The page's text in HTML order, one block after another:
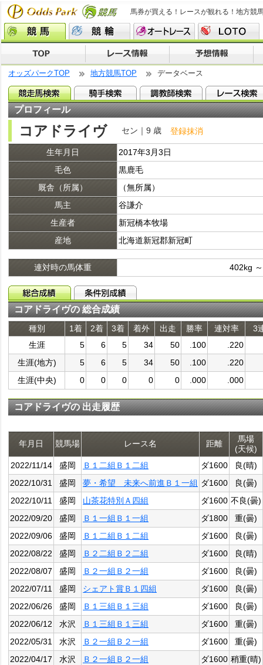
馬券が買える！レースが観れる！地方競
オッズパークTOP 地方競馬TOP データベース
プロフィール
コアドライヴ セン｜9 歳 登録抹消
生年月日
2017年3月3日
毛色
黒鹿毛
厩舎（所属）
（無所属）
馬主
谷謙介
生産者
新冠橋本牧場
産地
北海道新冠郡新冠町
連対時の馬体重 402kg
コアドライヴの 総合成績
種別 1着 2着 3着 着外 出走 勝率 連対率
3
生涯
5 6 5 34 50 .100
.220
生涯(地方)
5 6 5 34 50 .100
.220
生涯(中央)
0 0 0 0 0 .000 .000
コアドライヴの 出走履歴
年月日 競馬場 レース名 距離
馬場
(天候)
2022/11/14
盛岡 Ｂ１二組Ｂ１二組 ダ1600
良(晴)
2022/10/31
盛岡 夢・希望 未来へ前進Ｂ１一組 ダ1600
良(曇)
2022/10/11
盛岡 山茶花特別Ａ四組 ダ1600 不良(曇)
2022/09/20
盛岡 Ｂ１一組Ｂ１一組 ダ1800
重(曇)
2022/09/06
盛岡 Ｂ１二組Ｂ１二組 ダ1600
良(曇)
2022/08/22
盛岡 Ｂ２二組Ｂ２二組 ダ1600
良(晴)
2022/08/07
盛岡 Ｂ２一組Ｂ２一組 ダ1600
良(曇)
2022/07/11
盛岡 シェアト賞Ｂ１四組 ダ1600
良(曇)
2022/06/26
盛岡 Ｂ１三組Ｂ１三組 ダ1600
良(曇)
2022/06/12
水沢 Ｂ１三組Ｂ１三組 ダ1600
重(曇)
2022/05/31
水沢 Ｂ２一組Ｂ２一組 ダ1600
重(曇)
2022/04/17
水沢 Ｂ２一組Ｂ２一組 ダ1600 稍重(晴)